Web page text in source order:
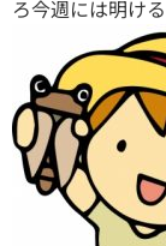
ろ今週には明ける